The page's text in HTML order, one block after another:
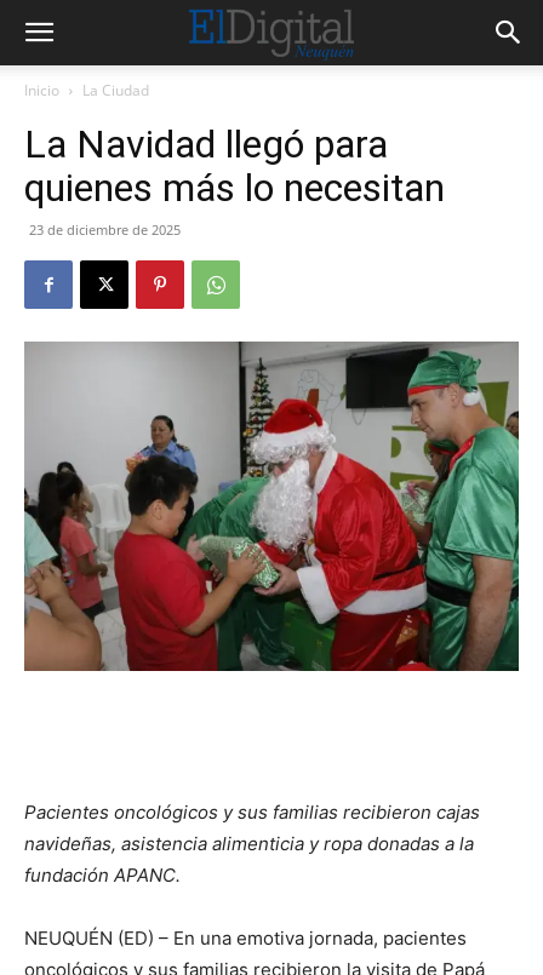
Inicio La Ciudad
La Navidad llegó para
quienes más lo necesitan
23 de diciembre de 2025
Pacientes oncológicos y sus familias recibieron cajas
navideñas, asistencia alimenticia y ropa donadas a la
fundación APANC.
NEUQUÉN (ED) – En una emotiva jornada, pacientes
oncológicos y sus familias recibieron la visita de Papá